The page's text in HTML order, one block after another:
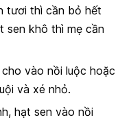
tươi thì cần bỏ hết
sen khô thì mẹ cần
vào nồi luộc hoặc
và xé nhỏ.
hạt sen vào nồi